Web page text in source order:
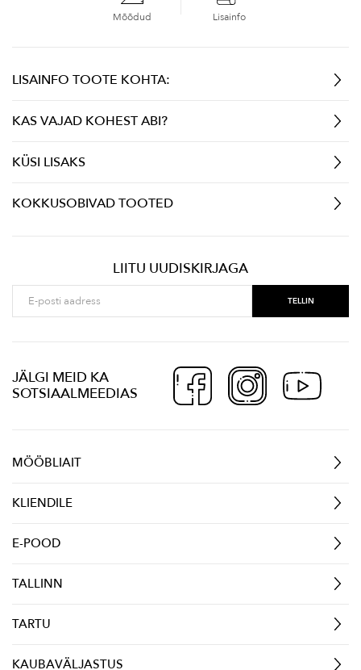
Mõõdud Lisainfo
LISAINFO TOOTE KOHTA:
KAS VAJAD KOHEST ABI?
KÜSI LISAKS
KOKKUSOBIVAD TOOTED
LIITU UUDISKIRJAGA
JÄLGI MEID KA
SOTSIAALMEEDIAS
MÖÖBLIAIT
KLIENDILE
E-POOD
TALLINN
TARTU
KAUBAVÄLJASTUS